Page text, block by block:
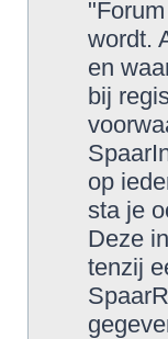
wordt.
en
bij
op
sta je
Deze
tenzij